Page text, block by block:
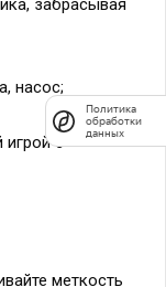
забрасывая
насос;
игрой с
меткость
Политика
обработки
данных